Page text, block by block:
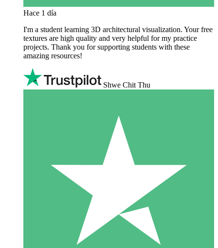
Hace 1 día
I'm a student learning 3D architectural visualization. Your free
textures are high quality and very helpful for my practice
projects. Thank you for supporting students with these
amazing resources!
Shwe Chit Thu